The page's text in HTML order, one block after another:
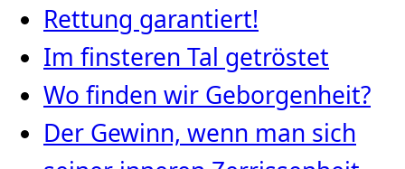
Rettung garantiert!
Im finsteren Tal getröstet
Wo finden wir Geborgenheit?
Der Gewinn, wenn man sich